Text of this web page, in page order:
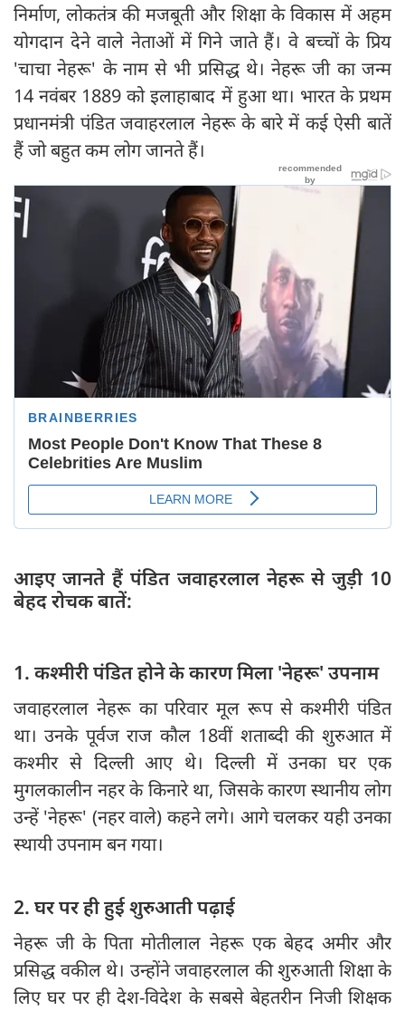
निर्माण, लोकतंत्र की मजबूती और शिक्षा के विकास में अहम
योगदान देने वाले नेताओं में गिने जाते हैं। वे बच्चों के प्रिय
'चाचा नेहरू' के नाम से भी प्रसिद्ध थे। नेहरू जी का जन्म
14 नवंबर 1889 को इलाहाबाद में हुआ था। भारत के प्रथम
प्रधानमंत्री पंडित जवाहरलाल नेहरू के बारे में कई ऐसी बातें
हैं जो बहुत कम लोग जानते हैं।
आइए जानते हैं पंडित जवाहरलाल नेहरू से जुड़ी 10
बेहद रोचक बातें:
1. कश्मीरी पंडित होने के कारण मिला 'नेहरू' उपनाम
जवाहरलाल नेहरू का परिवार मूल रूप से कश्मीरी पंडित
था। उनके पूर्वज राज कौल 18वीं शताब्दी की शुरुआत में
कश्मीर से दिल्ली आए थे। दिल्ली में उनका घर एक
मुगलकालीन नहर के किनारे था, जिसके कारण स्थानीय लोग
उन्हें 'नेहरू' (नहर वाले) कहने लगे। आगे चलकर यही उनका
स्थायी उपनाम बन गया।
2. घर पर ही हुई शुरुआती पढ़ाई
नेहरू जी के पिता मोतीलाल नेहरू एक बेहद अमीर और
प्रसिद्ध वकील थे। उन्होंने जवाहरलाल की शुरुआती शिक्षा के
लिए घर पर ही देश-विदेश के सबसे बेहतरीन निजी शिक्षक